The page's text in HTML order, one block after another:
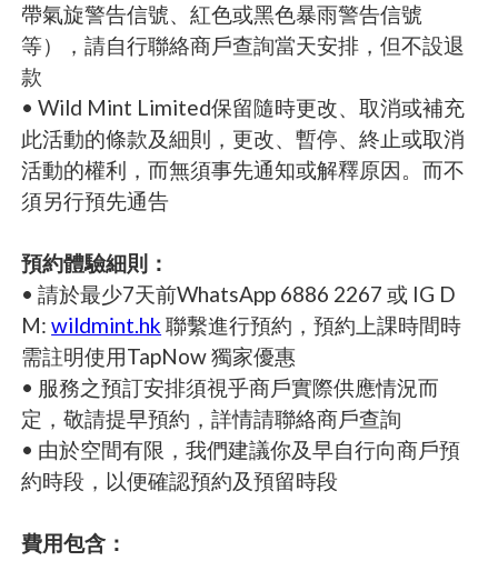
帶氣旋警告信號、紅色或黑色暴雨警告信號
等），請自行聯絡商戶查詢當天安排，但不設退
款
• Wild Mint Limited保留隨時更改、取消或補充
此活動的條款及細則，更改、暫停、終止或取消
活動的權利，而無須事先通知或解釋原因。而不
須另行預先通告
預約體驗細則：
• 請於最少7天前WhatsApp 6886 2267 或 IG D
M:wildmint.hk 聯繫進行預約，預約上課時間時
需註明使用TapNow 獨家優惠
• 服務之預訂安排須視乎商戶實際供應情況而
定，敬請提早預約，詳情請聯絡商戶查詢
• 由於空間有限，我們建議你及早自行向商戶預
約時段，以便確認預約及預留時段
費用包含：